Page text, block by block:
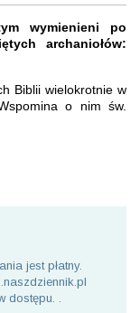
wymienieni po
archaniołów:
Biblii wielokrotnie w
o nim św.
jest płatny.
dostępu. .